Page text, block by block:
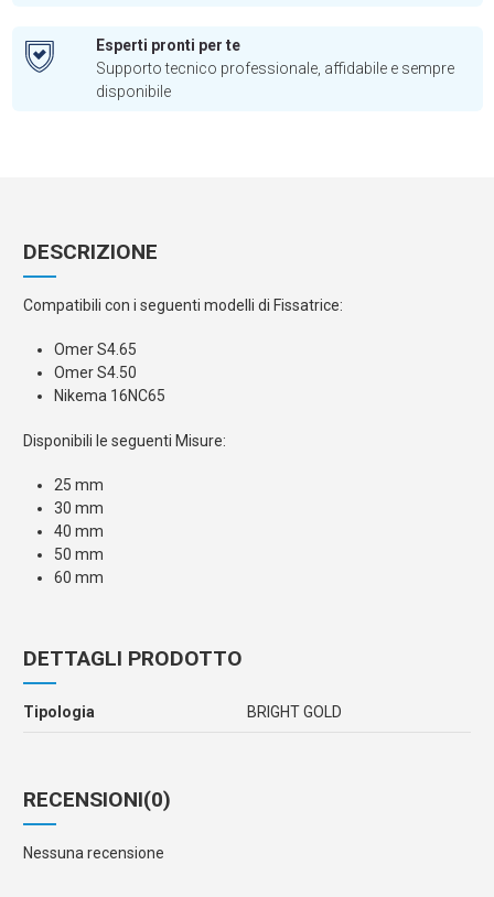
Esperti pronti per te
Supporto tecnico professionale, affidabile e sempre
disponibile
DESCRIZIONE
Compatibili con i seguenti modelli di Fissatrice:
Omer S4.65
Omer S4.50
Nikema 16NC65
Disponibili le seguenti Misure:
25 mm
30 mm
40 mm
50 mm
60 mm
DETTAGLI PRODOTTO
Tipologia BRIGHT GOLD
RECENSIONI(0)
Nessuna recensione